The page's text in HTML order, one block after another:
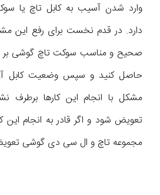
وارد شدن آسیب به کابل تاچ یا
دارد. در قدم نخست برای رفع این
صحیح و مناسب سوکت تاچ گوشی بر
حاصل کنید و سپس وضعیت کابل آن
مشکل با انجام این کارها برطرف
تعویض شود و اگر قادر به انجام این
مجموعه تاچ و ال سی دی گوشی